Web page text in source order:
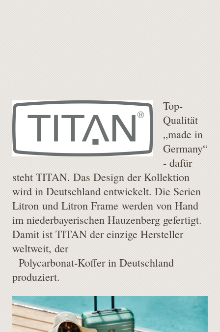
Top-
Qualität
„made in
Germany“
- dafür
steht TITAN. Das Design der Kollektion
wird in Deutschland entwickelt. Die Serien
Litron und Litron Frame werden von Hand
im niederbayerischen Hauzenberg gefertigt.
Damit ist TITAN der einzige Hersteller
weltweit, der
Polycarbonat-Koffer in Deutschland
produziert.